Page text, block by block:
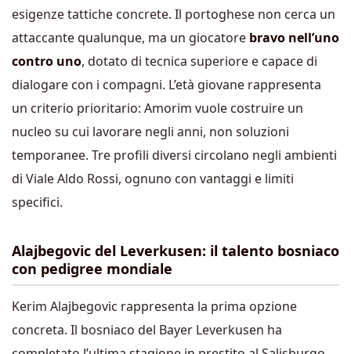
esigenze tattiche concrete. Il portoghese non cerca un
attaccante qualunque, ma un giocatore bravo nell’uno
contro uno, dotato di tecnica superiore e capace di
dialogare con i compagni. L’età giovane rappresenta
un criterio prioritario: Amorim vuole costruire un
nucleo su cui lavorare negli anni, non soluzioni
temporanee. Tre profili diversi circolano negli ambienti
di Viale Aldo Rossi, ognuno con vantaggi e limiti
specifici.
Alajbegovic del Leverkusen: il talento bosniaco
con pedigree mondiale
Kerim Alajbegovic rappresenta la prima opzione
concreta. Il bosniaco del Bayer Leverkusen ha